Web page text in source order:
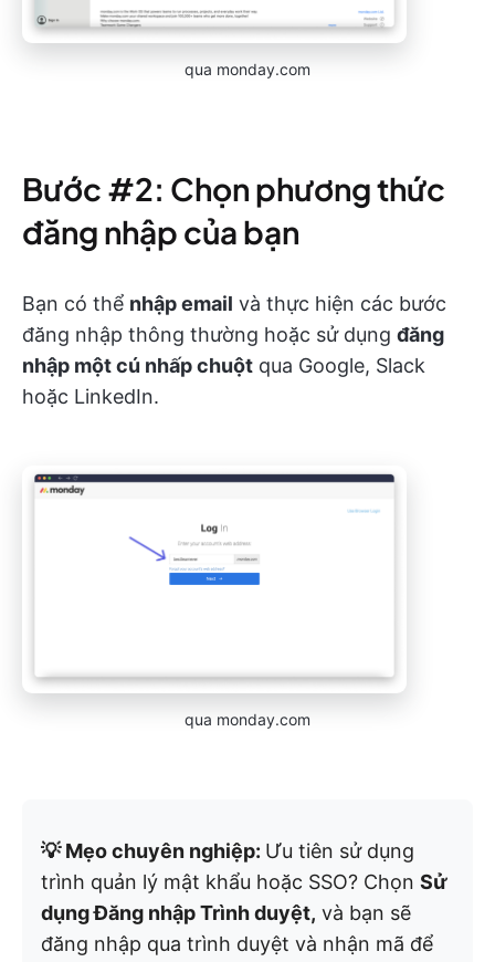
qua monday.com
Bước #2: Chọn phương thức
đăng nhập của bạn
Bạn có thể nhập email và thực hiện các bước
đăng nhập thông thường hoặc sử dụng đăng
nhập một cú nhấp chuột qua Google, Slack
hoặc LinkedIn.
qua monday.com
💡 Mẹo chuyên nghiệp: Ưu tiên sử dụng
trình quản lý mật khẩu hoặc SSO? Chọn Sử
dụng Đăng nhập Trình duyệt, và bạn sẽ
đăng nhập qua trình duyệt và nhận mã để